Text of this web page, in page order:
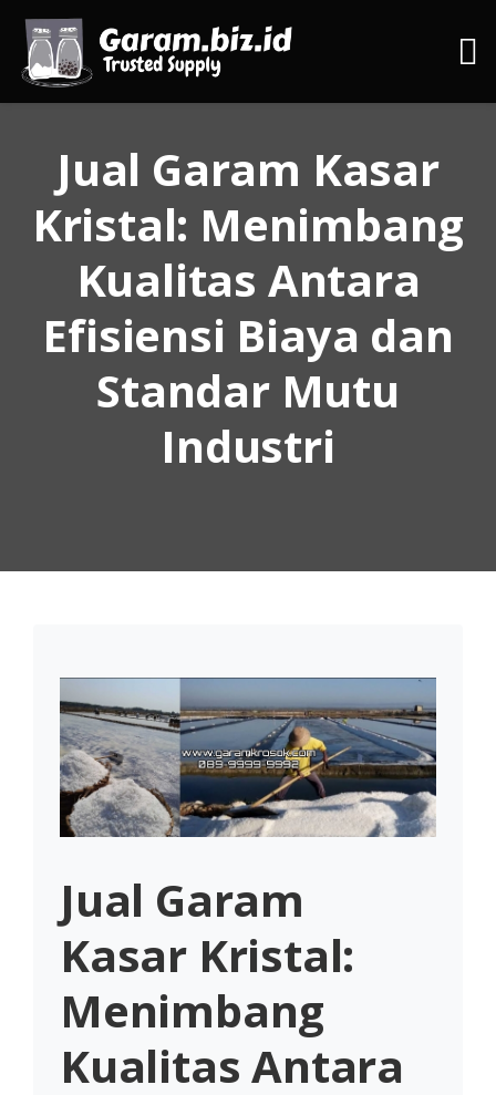
Jual Garam Kasar
Kristal: Menimbang
Kualitas Antara
Efisiensi Biaya dan
Standar Mutu
Industri
Jual Garam
Kasar Kristal:
Menimbang
Kualitas Antara